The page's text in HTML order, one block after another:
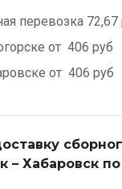
перевозка 72,67
от 406 руб
от 406 руб
– Хабаровск